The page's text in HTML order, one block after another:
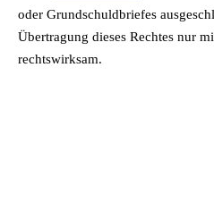
oder Grund­schuld­brie­fes
Über­tra­gung die­ses Rech­tes nur
rechtswirksam.